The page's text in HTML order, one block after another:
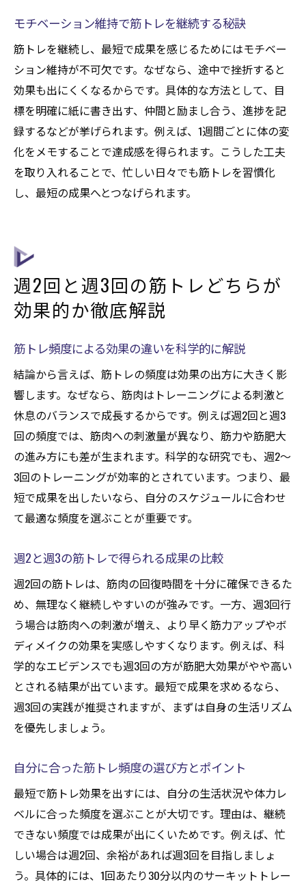
モチベーション維持で筋トレを継続する秘訣
筋トレを継続し、最短で成果を感じるためにはモチベー
ション維持が不可欠です。なぜなら、途中で挫折すると
効果も出にくくなるからです。具体的な方法として、目
標を明確に紙に書き出す、仲間と励まし合う、進捗を記
録するなどが挙げられます。例えば、1週間ごとに体の変
化をメモすることで達成感を得られます。こうした工夫
を取り入れることで、忙しい日々でも筋トレを習慣化
し、最短の成果へとつなげられます。
週2回と週3回の筋トレどちらが
効果的か徹底解説
筋トレ頻度による効果の違いを科学的に解説
結論から言えば、筋トレの頻度は効果の出方に大きく影
響します。なぜなら、筋肉はトレーニングによる刺激と
休息のバランスで成長するからです。例えば週2回と週3
回の頻度では、筋肉への刺激量が異なり、筋力や筋肥大
の進み方にも差が生まれます。科学的な研究でも、週2〜
3回のトレーニングが効率的とされています。つまり、最
短で成果を出したいなら、自分のスケジュールに合わせ
て最適な頻度を選ぶことが重要です。
週2と週3の筋トレで得られる成果の比較
週2回の筋トレは、筋肉の回復時間を十分に確保できるた
め、無理なく継続しやすいのが強みです。一方、週3回行
う場合は筋肉への刺激が増え、より早く筋力アップやボ
ディメイクの効果を実感しやすくなります。例えば、科
学的なエビデンスでも週3回の方が筋肥大効果がやや高い
とされる結果が出ています。最短で成果を求めるなら、
週3回の実践が推奨されますが、まずは自身の生活リズム
を優先しましょう。
自分に合った筋トレ頻度の選び方とポイント
最短で筋トレ効果を出すには、自分の生活状況や体力レ
ベルに合った頻度を選ぶことが大切です。理由は、継続
できない頻度では成果が出にくいためです。例えば、忙
しい場合は週2回、余裕があれば週3回を目指しましょ
う。具体的には、1回あたり30分以内のサーキットトレー